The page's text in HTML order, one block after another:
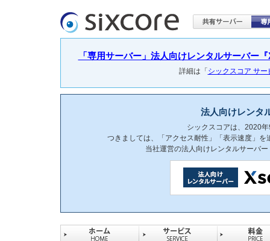
「専用サーバー」法人向けレンタルサーバー
詳細は「 シックスコア サ
法人向けレンタ
シックスコアは、2020
つきましては、「アクセス耐性」「表示速度」
当社運営の法人向けレンタルサーバー